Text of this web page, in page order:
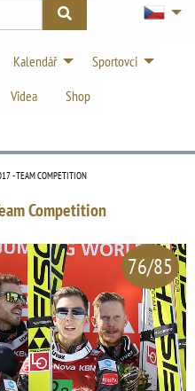
Kalendář
Sportovci
Videa
Shop
- TEAM COMPETITION
Competition
76/85